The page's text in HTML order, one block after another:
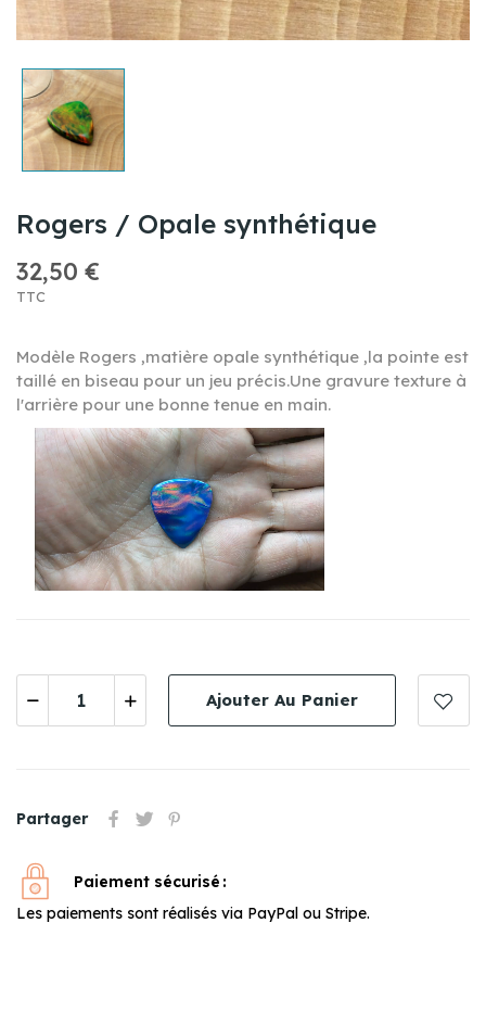
Rogers / Opale synthétique
32,50 €
TTC
Modèle Rogers ,matière opale synthétique ,la pointe est
taillé en biseau pour un jeu précis.Une gravure texture à
l'arrière pour une bonne tenue en main.
Ajouter Au Panier
Partager
Paiement sécurisé
Les paiements sont réalisés via PayPal ou Stripe.